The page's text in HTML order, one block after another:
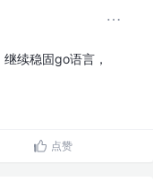
续稳固go语言，
点赞